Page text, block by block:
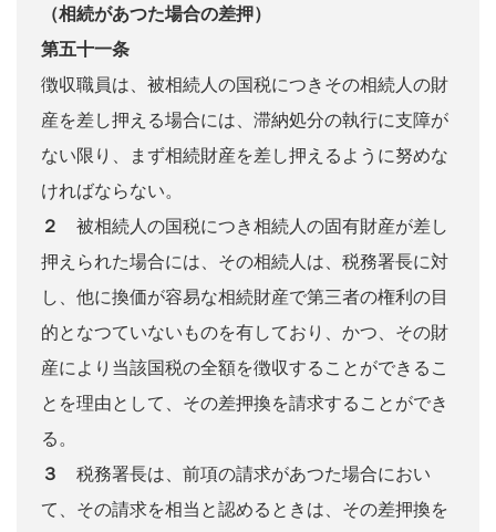
（相続があつた場合の差押）
第五十一条
徴収職員は、被相続人の国税につきその相続人の財
産を差し押える場合には、滞納処分の執行に支障が
ない限り、まず相続財産を差し押えるように努めな
ければならない。
２
被相続人の国税につき相続人の固有財産が差し
押えられた場合には、その相続人は、税務署長に対
し、他に換価が容易な相続財産で第三者の権利の目
的となつていないものを有しており、かつ、その財
産により当該国税の全額を徴収することができるこ
とを理由として、その差押換を請求することができ
る。
３
税務署長は、前項の請求があつた場合におい
て、その請求を相当と認めるときは、その差押換を